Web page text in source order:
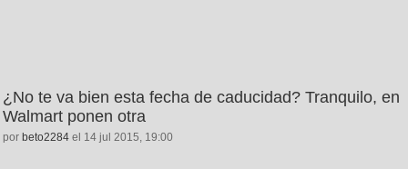
¿No te va bien esta fecha de caducidad? Tranquilo, en
Walmart ponen otra
por beto2284 el 14 jul 2015, 19:00